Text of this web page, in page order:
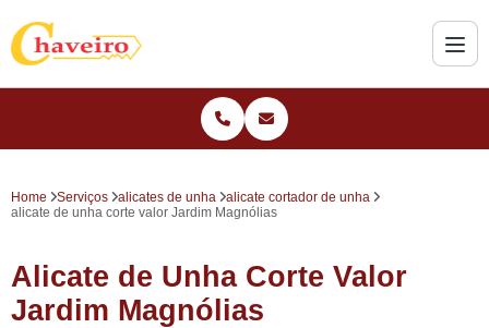
Home Serviços alicates de unha
alicate cortador de unha
alicate de unha corte valor Jardim Magnólias
Alicate de Unha Corte Valor
Jardim Magnólias